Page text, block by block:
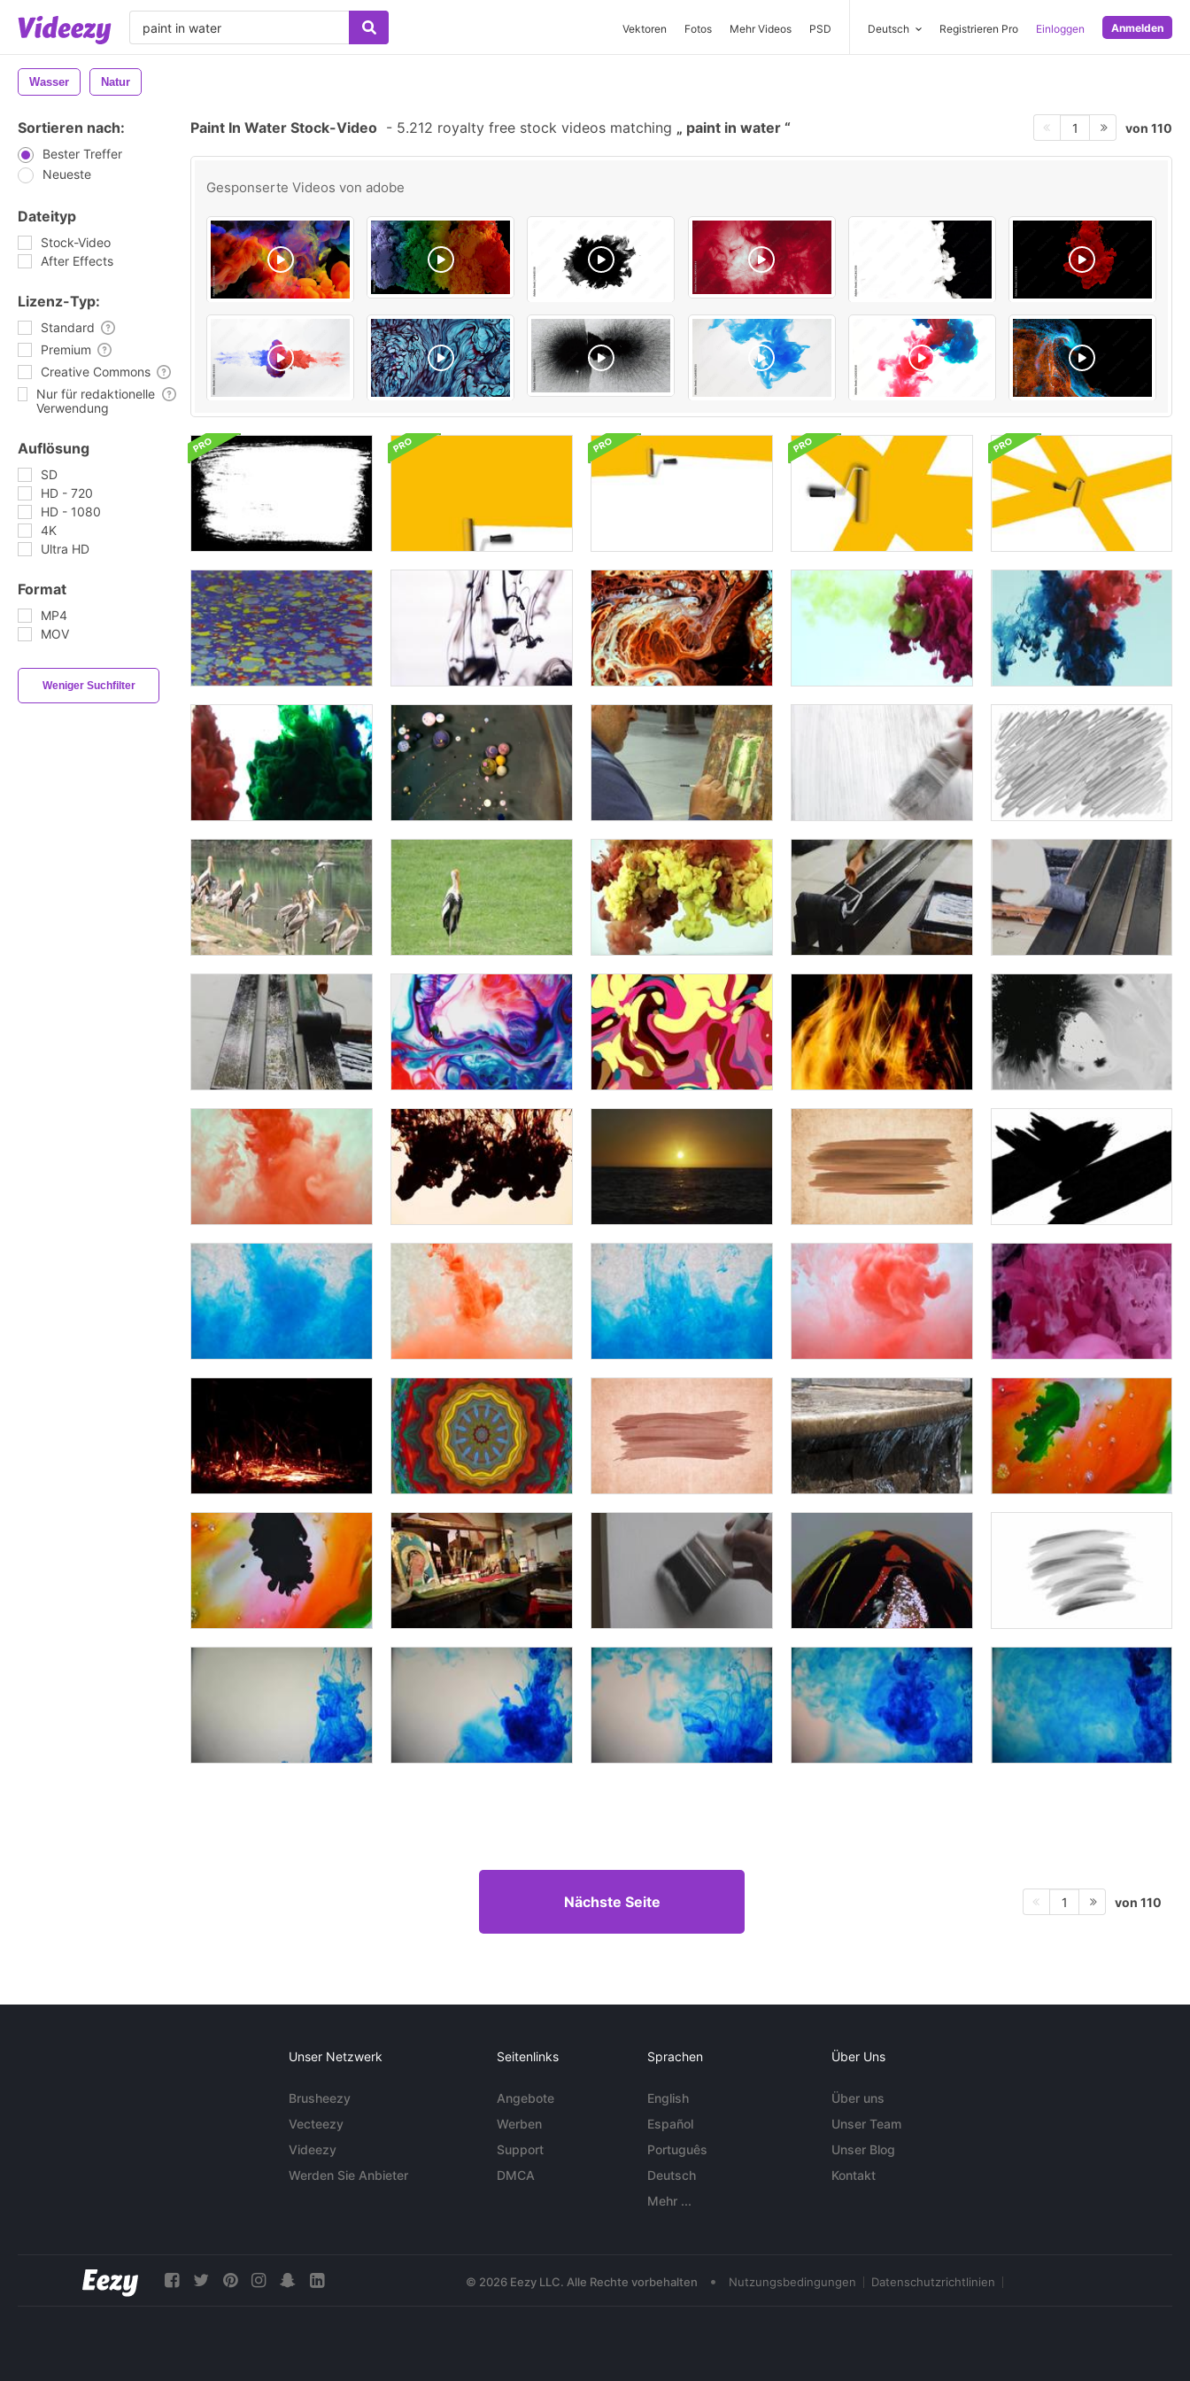
Vektoren Fotos Mehr Videos PSD Deutsch Registrieren Pro Einloggen Anmelden
Wasser Natur
Sortieren nach:
Bester Treffer
Neueste
Dateityp
Stock-Video
After Effects
Lizenz-Typ:
Standard
Premium
Creative Commons
Nur für redaktionelle
Verwendung
Auflösung
SD
HD - 720
HD - 1080
4K
Ultra HD
Format
MP4
MOV
Weniger Suchfilter
Paint In Water Stock-Video - 5.212 royalty free stock videos matching paint in water 1 von 110
Gesponserte Videos von adobe
Nächste Seite 1 von 110
Unser Netzwerk
Brusheezy
Vecteezy
Videezy
Werden Sie Anbieter
Seitenlinks
Angebote
Werben
Support
DMCA
Sprachen
English
Español
Português
Deutsch
Mehr ...
Über Uns
Über uns
Unser Team
Unser Blog
Kontakt
© 2026 Eezy LLC. Alle Rechte vorbehalten • Nutzungsbedingungen Datenschutzrichtlinien